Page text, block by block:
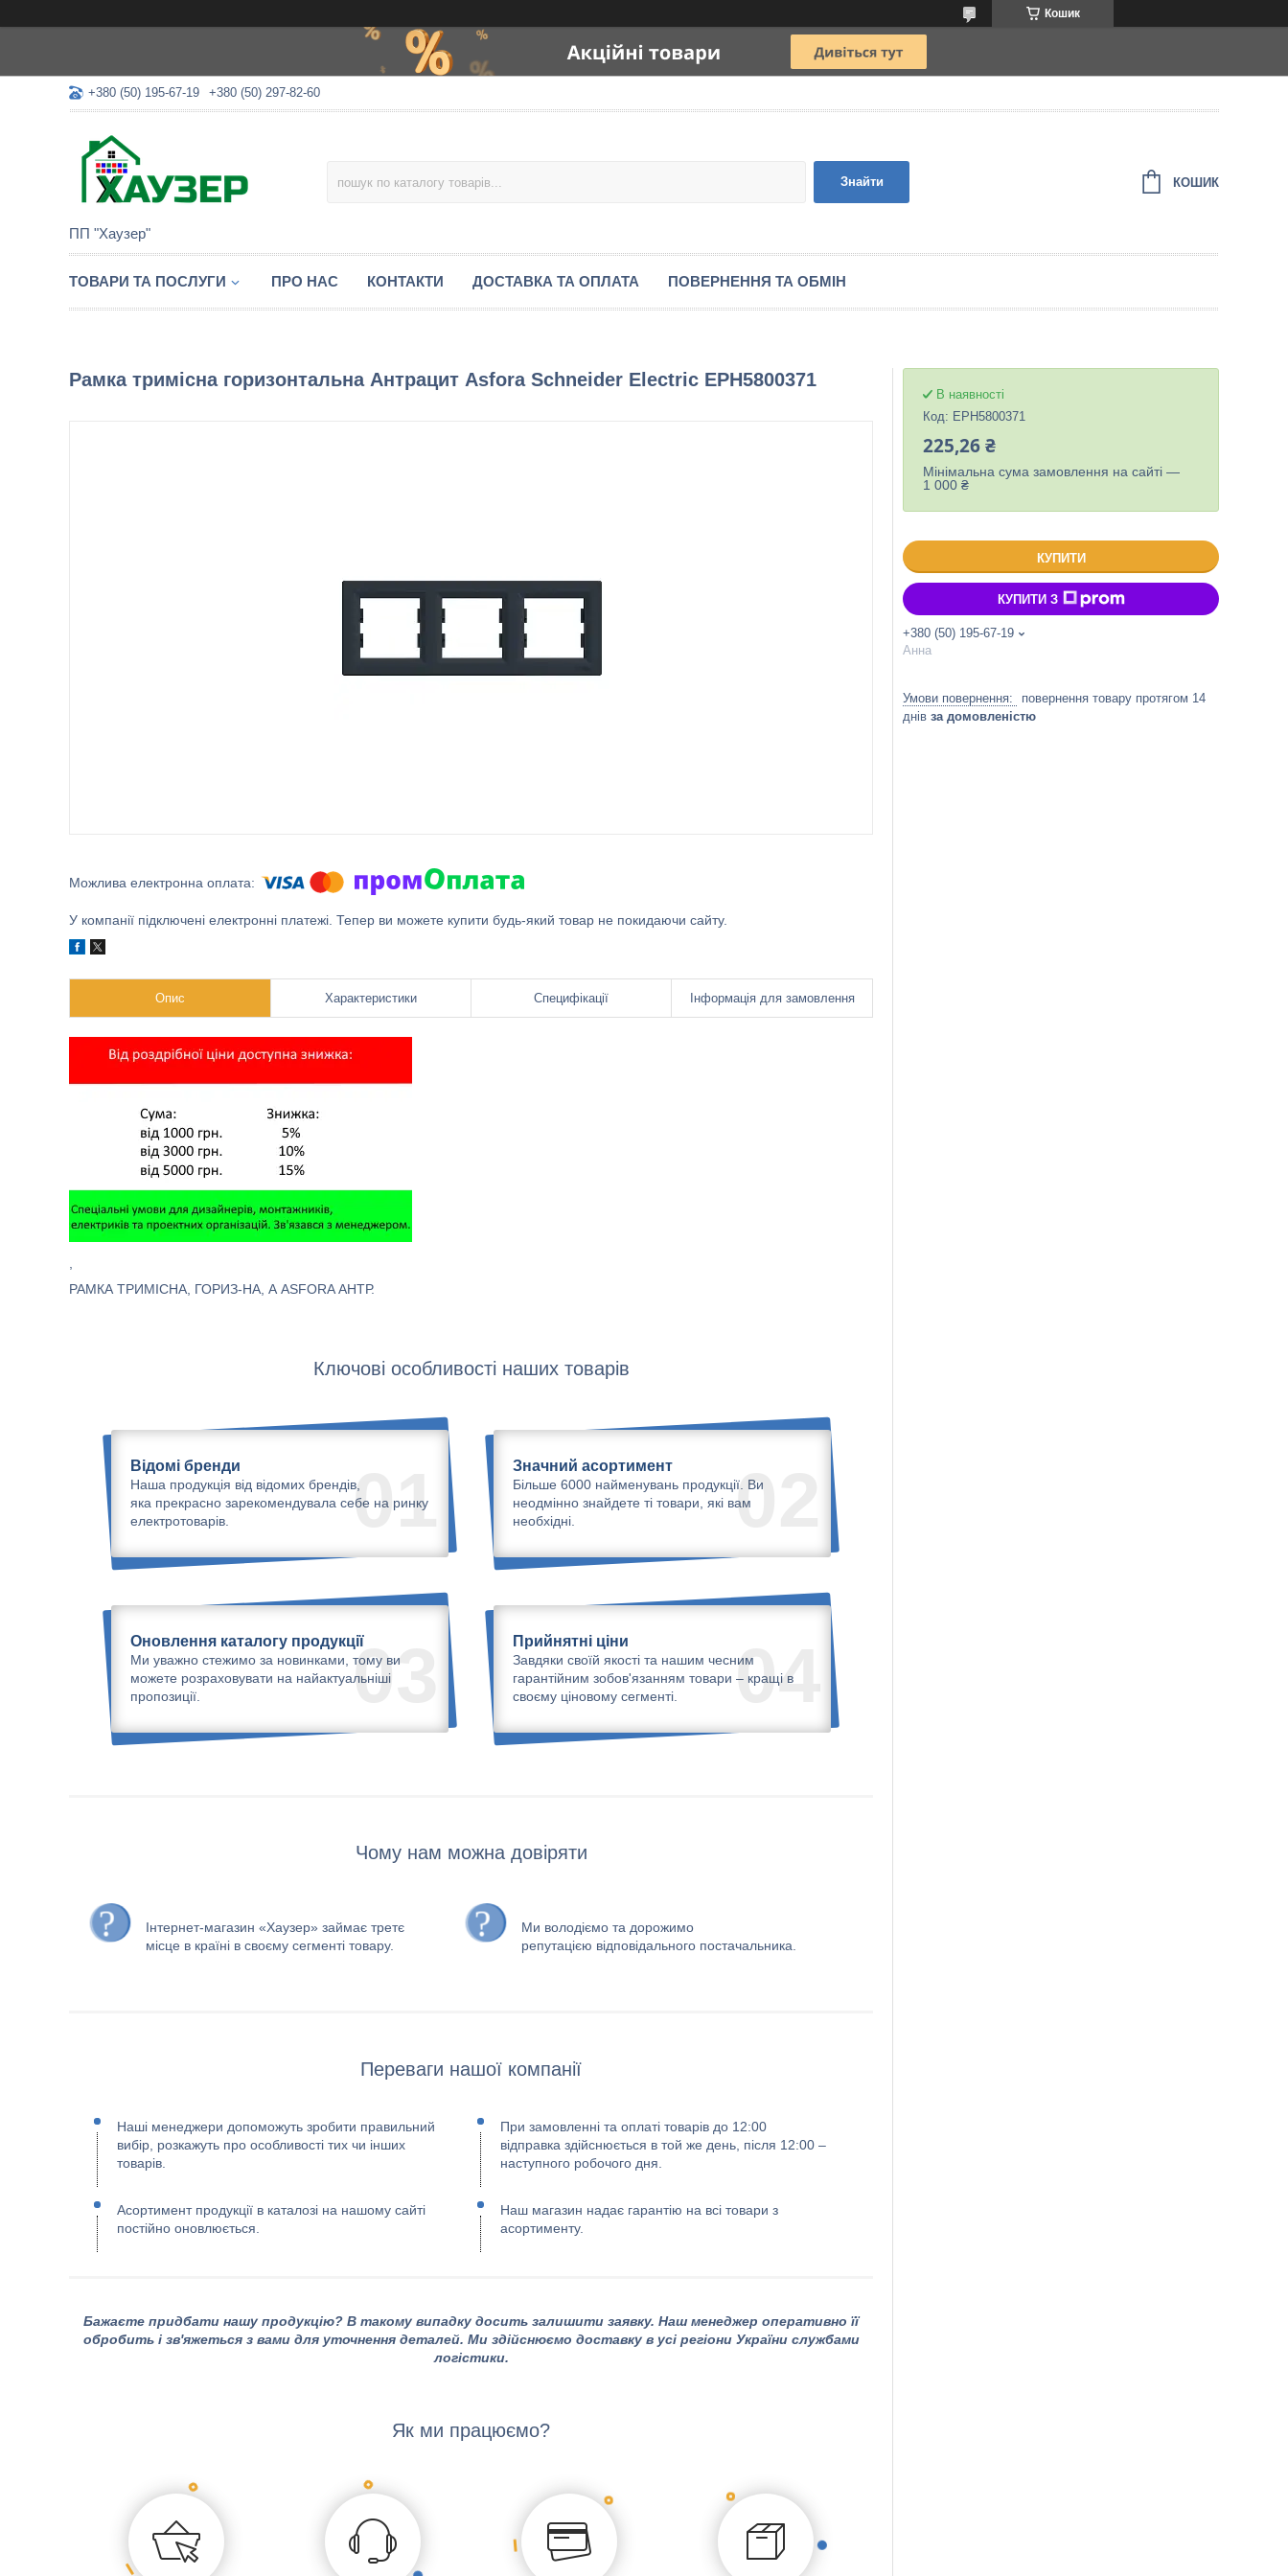
Кошик
+380 (50) 195-67-19 +380 (50) 297-82-60
ПП "Хаузер"
Знайти КОШИК
ТОВАРИ ТА ПОСЛУГИ ПРО НАС КОНТАКТИ ДОСТАВКА ТА ОПЛАТА ПОВЕРНЕННЯ ТА ОБМІН
Рамка тримісна горизонтальна Антрацит Asfora Schneider Electric EPH5800371
У компанії підключені електронні платежі. Тепер ви можете купити будь-який товар не покидаючи сайту.
Опис Характеристики Специфікації Інформація для замовлення
РАМКА ТРИМІСНА, ГОРИЗ-НА, А ASFORA АНТР.
Ключові особливості наших товарів
01
Відомі бренди
Наша продукція від відомих брендів,
яка прекрасно зарекомендувала себе на ринку
електротоварів.
02
Значний асортимент
Більше 6000 найменувань продукції. Ви
неодмінно знайдете ті товари, які вам
необхідні.
03
Оновлення каталогу продукції
Ми уважно стежимо за новинками, тому ви
можете розраховувати на найактуальніші
пропозиції.
04
Прийнятні ціни
Завдяки своїй якості та нашим чесним
гарантійним зобов'язанням товари – кращі в
своєму ціновому сегменті.
Чому нам можна довіряти
Інтернет-магазин «Хаузер» займає третє
місце в країні в своєму сегменті товару.
Ми володіємо та дорожимо
репутацією відповідального постачальника.
Переваги нашої компанії
Наші менеджери допоможуть зробити правильний
вибір, розкажуть про особливості тих чи інших
товарів.
При замовленні та оплаті товарів до 12:00
відправка здійснюється в той же день, після 12:00 –
наступного робочого дня.
Асортимент продукції в каталозі на нашому сайті
постійно оновлюється.
Наш магазин надає гарантію на всі товари з
асортименту.
Бажаєте придбати нашу продукцію? В такому випадку досить залишити заявку. Наш менеджер оперативно її
обробить і зв'яжеться з вами для уточнення деталей. Ми здійснюємо доставку в усі регіони України службами
логістики.
Як ми працюємо?
В наявності
Код: EPH5800371
225,26 ₴
Мінімальна сума замовлення на сайті —
1 000 ₴
КУПИТИ
КУПИТИ З
+380 (50) 195-67-19
Анна
повернення товару протягом 14
днів за домовленістю